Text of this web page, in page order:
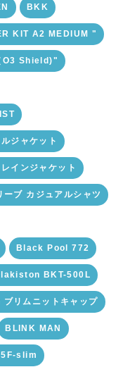
BKK
KIT A2 MEDIUM "
O3 Shield)"
ジャケット
インジャケット
ブ カジュアルシャツ
Black Pool 772
BKT-500L
リムニットキャップ
BLINK MAN
slim